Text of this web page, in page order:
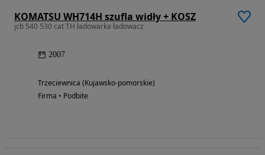
KOMATSU WH714H szufla widły + KOSZ
jcb 540 530 cat TH ładowarka ładowacz
2007
Trzeciewnica (Kujawsko-pomorskie)
Firma • Podbite